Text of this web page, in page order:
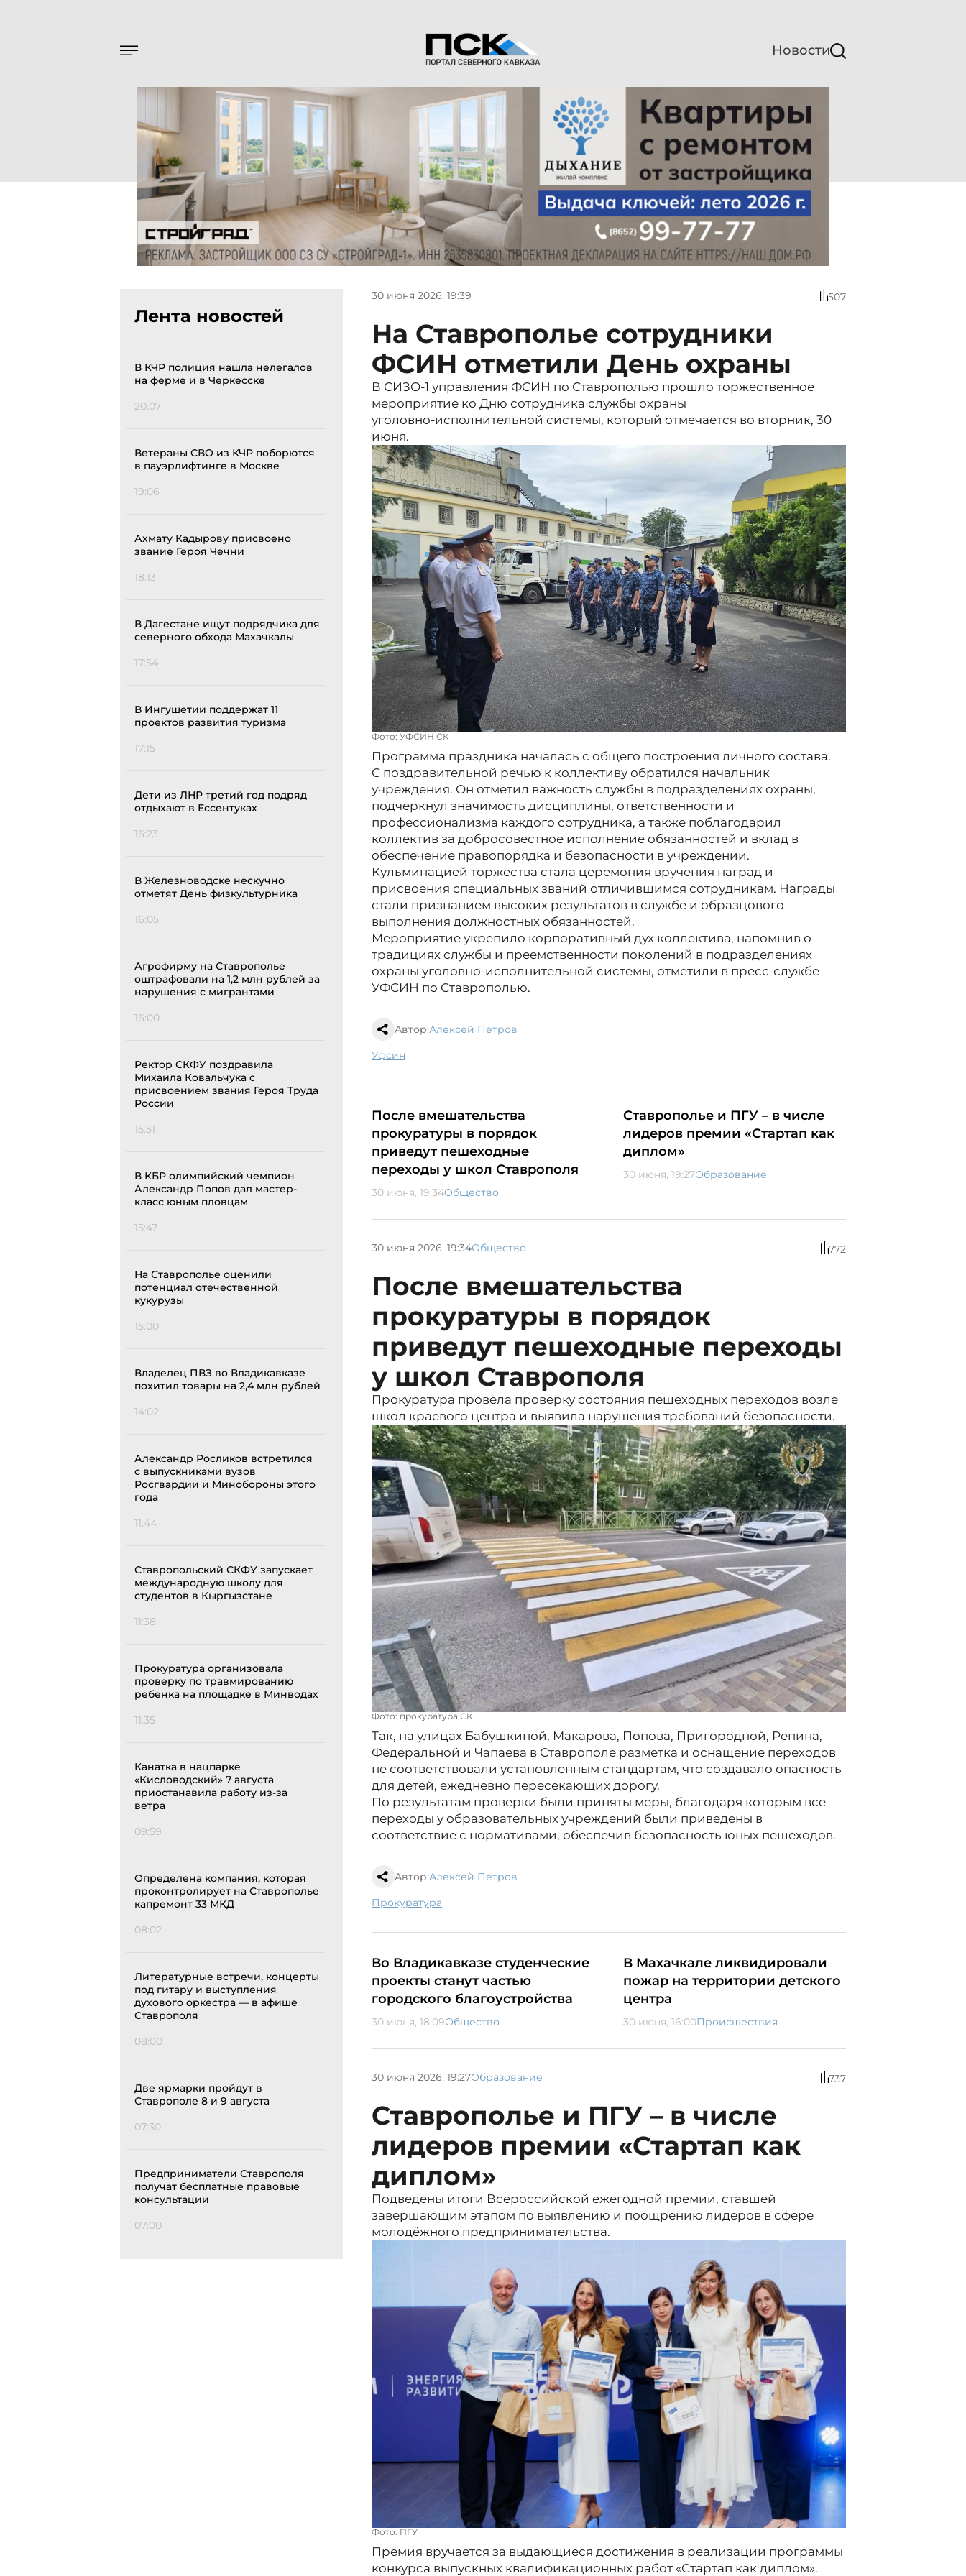
Новости
Лента новостей
В КЧР полиция нашла нелегалов
на ферме и в Черкесске
20:07
Ветераны СВО из КЧР поборются
в пауэрлифтинге в Москве
19:06
Ахмату Кадырову присвоено
звание Героя Чечни
18:13
В Дагестане ищут подрядчика для
северного обхода Махачкалы
17:54
В Ингушетии поддержат 11
проектов развития туризма
17:15
Дети из ЛНР третий год подряд
отдыхают в Ессентуках
16:23
В Железноводске нескучно
отметят День физкультурника
16:05
Агрофирму на Ставрополье
оштрафовали на 1,2 млн рублей за
нарушения с мигрантами
16:00
Ректор СКФУ поздравила
Михаила Ковальчука с
присвоением звания Героя Труда
России
15:51
В КБР олимпийский чемпион
Александр Попов дал мастер-
класс юным пловцам
15:47
На Ставрополье оценили
потенциал отечественной
кукурузы
15:00
Владелец ПВЗ во Владикавказе
похитил товары на 2,4 млн рублей
14:02
Александр Росликов встретился
с выпускниками вузов
Росгвардии и Минобороны этого
года
11:44
Ставропольский СКФУ запускает
международную школу для
студентов в Кыргызстане
11:38
Прокуратура организовала
проверку по травмированию
ребенка на площадке в Минводах
11:35
Канатка в нацпарке
«Кисловодский» 7 августа
приостанавила работу из-за
ветра
09:59
Определена компания, которая
проконтролирует на Ставрополье
капремонт 33 МКД
08:02
Литературные встречи, концерты
под гитару и выступления
духового оркестра — в афише
Ставрополя
08:00
Две ярмарки пройдут в
Ставрополе 8 и 9 августа
07:30
Предприниматели Ставрополя
получат бесплатные правовые
консультации
07:00
30 июня 2026, 19:39 507
На Ставрополье сотрудники
ФСИН отметили День охраны
В СИЗО‑1 управления ФСИН по Ставрополью прошло торжественное
мероприятие ко Дню сотрудника службы охраны
уголовно‑исполнительной системы, который отмечается во вторник, 30
июня.
Фото: УФСИН СК
Программа праздника началась с общего построения личного состава.
С поздравительной речью к коллективу обратился начальник
учреждения. Он отметил важность службы в подразделениях охраны,
подчеркнул значимость дисциплины, ответственности и
профессионализма каждого сотрудника, а также поблагодарил
коллектив за добросовестное исполнение обязанностей и вклад в
обеспечение правопорядка и безопасности в учреждении.
Кульминацией торжества стала церемония вручения наград и
присвоения специальных званий отличившимся сотрудникам. Награды
стали признанием высоких результатов в службе и образцового
выполнения должностных обязанностей.
Мероприятие укрепило корпоративный дух коллектива, напомнив о
традициях службы и преемственности поколений в подразделениях
охраны уголовно‑исполнительной системы, отметили в пресс-службе
УФСИН по Ставрополью.
Автор:Алексей Петров
уфсин
После вмешательства
прокуратуры в порядок
приведут пешеходные
переходы у школ Ставрополя
30 июня, 19:34Общество
Ставрополье и ПГУ – в числе
лидеров премии «Стартап как
диплом»
30 июня, 19:27Образование
30 июня 2026, 19:34Общество 772
После вмешательства
прокуратуры в порядок
приведут пешеходные переходы
у школ Ставрополя
Прокуратура провела проверку состояния пешеходных переходов возле
школ краевого центра и выявила нарушения требований безопасности.
Фото: прокуратура СК
Так, на улицах Бабушкиной, Макарова, Попова, Пригородной, Репина,
Федеральной и Чапаева в Ставрополе разметка и оснащение переходов
не соответствовали установленным стандартам, что создавало опасность
для детей, ежедневно пересекающих дорогу.
По результатам проверки были приняты меры, благодаря которым все
переходы у образовательных учреждений были приведены в
соответствие с нормативами, обеспечив безопасность юных пешеходов.
Автор:Алексей Петров
прокуратура
Во Владикавказе студенческие
проекты станут частью
городского благоустройства
30 июня, 18:09Общество
В Махачкале ликвидировали
пожар на территории детского
центра
30 июня, 16:00Происшествия
30 июня 2026, 19:27Образование 737
Ставрополье и ПГУ – в числе
лидеров премии «Стартап как
диплом»
Подведены итоги Всероссийской ежегодной премии, ставшей
завершающим этапом по выявлению и поощрению лидеров в сфере
молодёжного предпринимательства.
Фото: ПГУ
Премия вручается за выдающиеся достижения в реализации программы
конкурса выпускных квалификационных работ «Стартап как диплом».